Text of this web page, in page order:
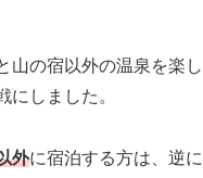
山の宿以外の温泉を楽
にしました。
外に宿泊する方は、逆